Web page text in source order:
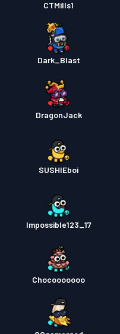
CTMills1
Dark_Blast
DragonJack
SUSHIEboi
Impossible123_17
Chocooooooo